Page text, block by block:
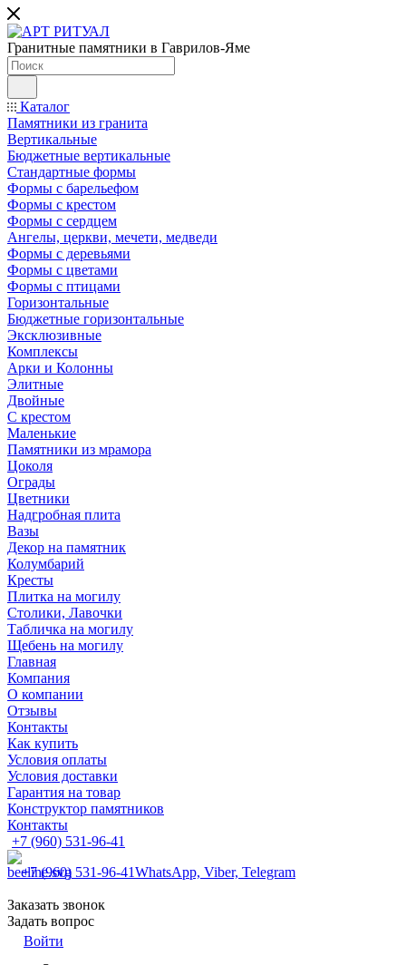
Гранитные памятники в Гаврилов-Яме
Каталог
Памятники из гранита
Вертикальные
Бюджетные вертикальные
Стандартные формы
Формы с барельефом
Формы с крестом
Формы с сердцем
Ангелы, церкви, мечети, медведи
Формы с деревьями
Формы с цветами
Формы с птицами
Горизонтальные
Бюджетные горизонтальные
Эксклюзивные
Комплексы
Арки и Колонны
Элитные
Двойные
С крестом
Маленькие
Памятники из мрамора
Цоколя
Ограды
Цветники
Надгробная плита
Вазы
Декор на памятник
Колумбарий
Кресты
Плитка на могилу
Столики, Лавочки
Табличка на могилу
Щебень на могилу
Главная
Компания
О компании
Отзывы
Контакты
Как купить
Условия оплаты
Условия доставки
Гарантия на товар
Конструктор памятников
Контакты
+7 (960) 531-96-41
+7 (960) 531-96-41WhatsApp, Viber, Telegram
Заказать звонок
Задать вопрос
Войти